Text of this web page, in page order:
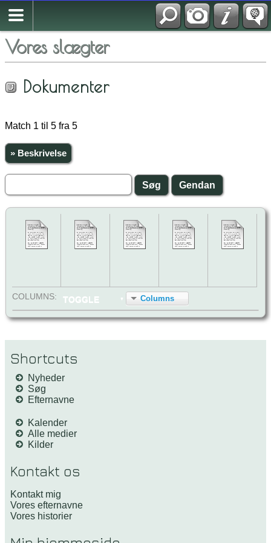
Vores slægter
Dokumenter
Match 1 til 5 fra 5
» Beskrivelse
COL UMNS: TOGGLE Columns
Shortcuts
Nyheder
Søg
Efternavne
Kalender
Alle medier
Kilder
Kontakt os
Kontakt mig
Vores efternavne
Vores historier